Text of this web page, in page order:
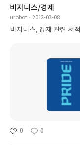
비지니스/경제
urobot 2012-03-08
비지니스, 경제 관련 서적
0 0